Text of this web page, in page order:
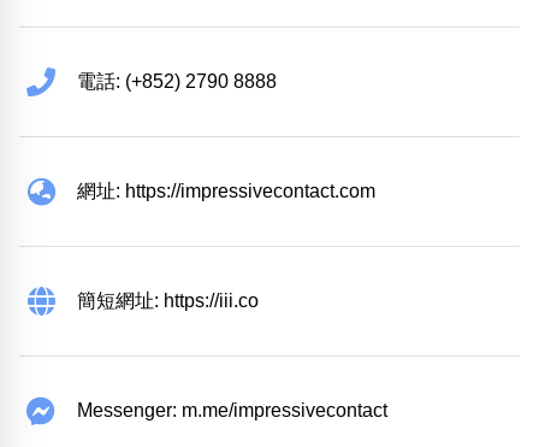
電話: (+852) 2790 8888
網址: https://impressivecontact.com
簡短網址: https://iii.co
Messenger: m.me/impressivecontact